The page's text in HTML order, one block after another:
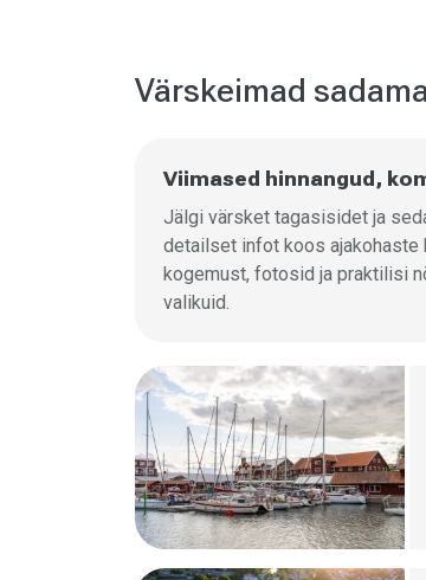
Värskeimad
Viimased hinnangud,
Jälgi värsket tagasisidet ja
detailset infot koos ajakohaste
kogemust, fotosid ja praktilisi
valikuid.